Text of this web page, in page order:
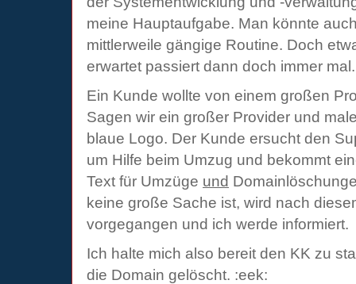
meine Hauptaufgabe. Man könnte
mittlerweile gängige Routine. Doch
erwartet passiert dann doch immer mal.
Ein Kunde wollte von einem großen
Sagen wir ein großer Provider und
blaue Logo. Der Kunde ersucht den
um Hilfe beim Umzug und bekommt
Text für Umzüge und
keine große Sache ist, wird nach
vorgegangen und ich werde informiert.
Ich halte mich also bereit den KK zu
die Domain gelöscht. :eek: